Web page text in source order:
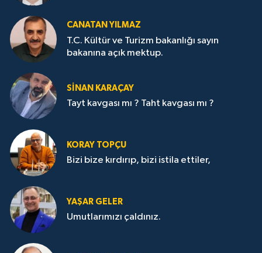
CANATAN YILMAZ
T.C. Kültür ve Turizm bakanlığı sayın
bakanına açık mektup.
SİNAN KARAÇAY
Tayt kavgası mı ? Taht kavgası mı ?
KORAY TOPÇU
Bizi bize kırdırıp, bizi istila ettiler,
YAŞAR GELER
Umutlarımızı çaldınız.